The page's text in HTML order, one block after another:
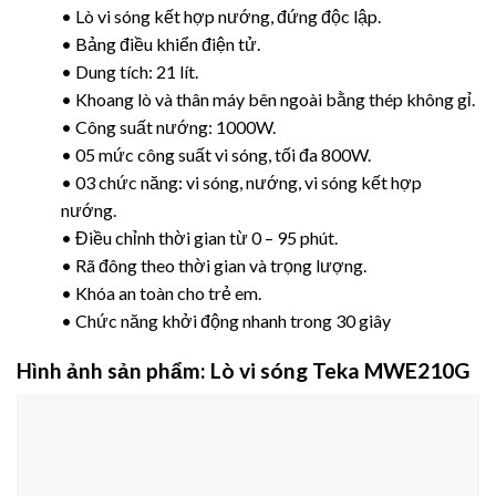
• Lò vi sóng kết hợp nướng, đứng độc lập.
• Bảng điều khiển điện tử.
• Dung tích: 21 lít.
• Khoang lò và thân máy bên ngoài bằng thép không gỉ.
• Công suất nướng: 1000W.
• 05 mức công suất vi sóng, tối đa 800W.
• 03 chức năng: vi sóng, nướng, vi sóng kết hợp
nướng.
• Điều chỉnh thời gian từ 0 – 95 phút.
• Rã đông theo thời gian và trọng lượng.
• Khóa an toàn cho trẻ em.
• Chức năng khởi động nhanh trong 30 giây
Hình ảnh sản phẩm: Lò vi sóng Teka MWE210G